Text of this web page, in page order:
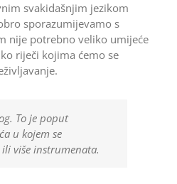
svakidašnjim jezikom
sporazumijevamo s
nije potrebno veliko umijeće
riječi kojima ćemo se
To je poput
u kojem se
više instrumenata.